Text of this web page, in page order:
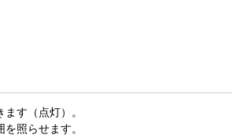
す（点灯）。
照らせます。